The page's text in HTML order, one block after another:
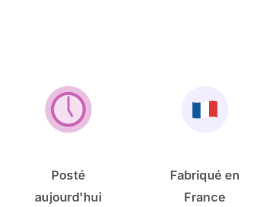
Posté
aujourd'hui
Fabriqué en
France